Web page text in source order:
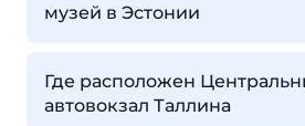
музей в Эстонии
Где расположен
автовокзал Таллина